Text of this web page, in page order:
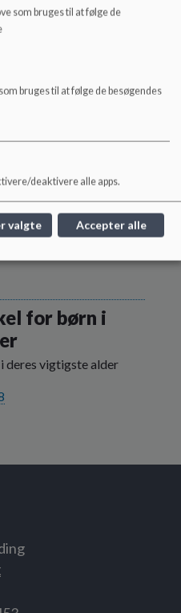
for børn i
deres vigtigste alder
som bruges til at følge de
bruges til at følge de besøgendes
deaktivere alle apps.
valgte Accepter alle